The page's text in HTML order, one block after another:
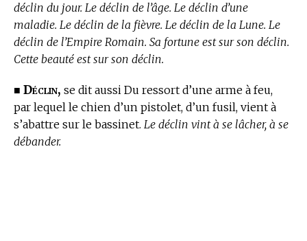
déclin du jour. Le déclin de l’âge. Le déclin d’une
maladie. Le déclin de la fièvre. Le déclin de la Lune. Le
déclin de l’Empire Romain. Sa fortune est sur son déclin.
Cette beauté est sur son déclin.
■ Déclin, se dit aussi Du ressort d’une arme à feu,
par lequel le chien d’un pistolet, d’un fusil, vient à
s’abattre sur le bassinet. Le déclin vint à se lâcher, à se
débander.